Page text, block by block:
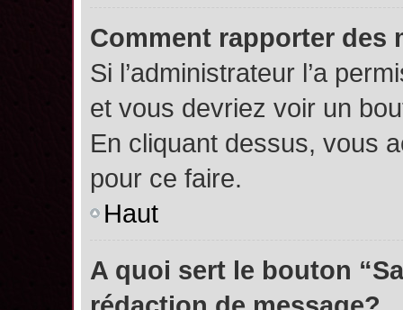
Comment rapporter des
Si l’administrateur l’a
et vous devriez voir un
En cliquant dessus, vous
pour ce faire.
Haut
A quoi sert le bouton